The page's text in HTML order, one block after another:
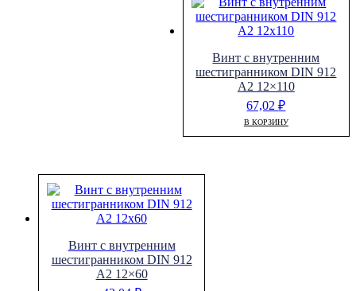
Винт с внутренним
шестигранником DIN 912
A2 12×110
67,02₽
В КОРЗИНУ
Винт с внутренним
шестигранником DIN 912
A2 12×60